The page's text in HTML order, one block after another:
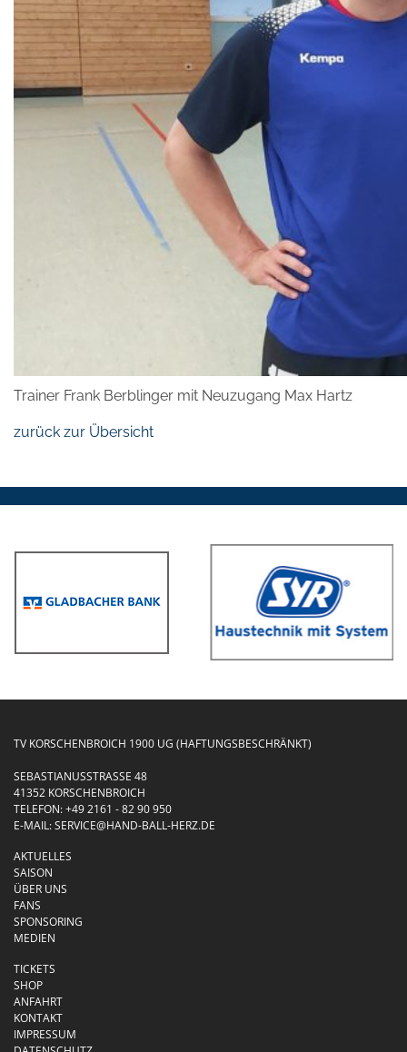
Trainer Frank Berblinger mit Neuzugang Max Hartz
zurück zur Übersicht
TV KORSCHENBROICH 1900 UG (HAFTUNGSBESCHRÄNKT)
SEBASTIANUSSTRASSE 48
41352 KORSCHENBROICH
TELEFON:+49 2161 - 82 90 950
E-MAIL:SERVICE@HAND-BALL-HERZ.DE
AKTUELLES
SAISON
ÜBER UNS
FANS
SPONSORING
MEDIEN
TICKETS
SHOP
ANFAHRT
KONTAKT
IMPRESSUM